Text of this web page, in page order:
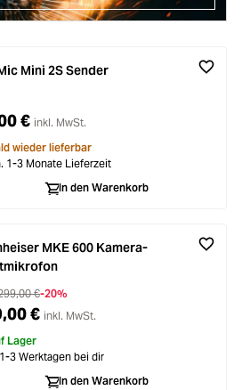
Mini 2S Sender
€ inkl. MwSt.
wieder lieferbar
1-3 Monate Lieferzeit
In den Warenkorb
MKE 600 Kamera-
€-20%
€ inkl. MwSt.
Lager
3 Werktagen bei dir
In den Warenkorb